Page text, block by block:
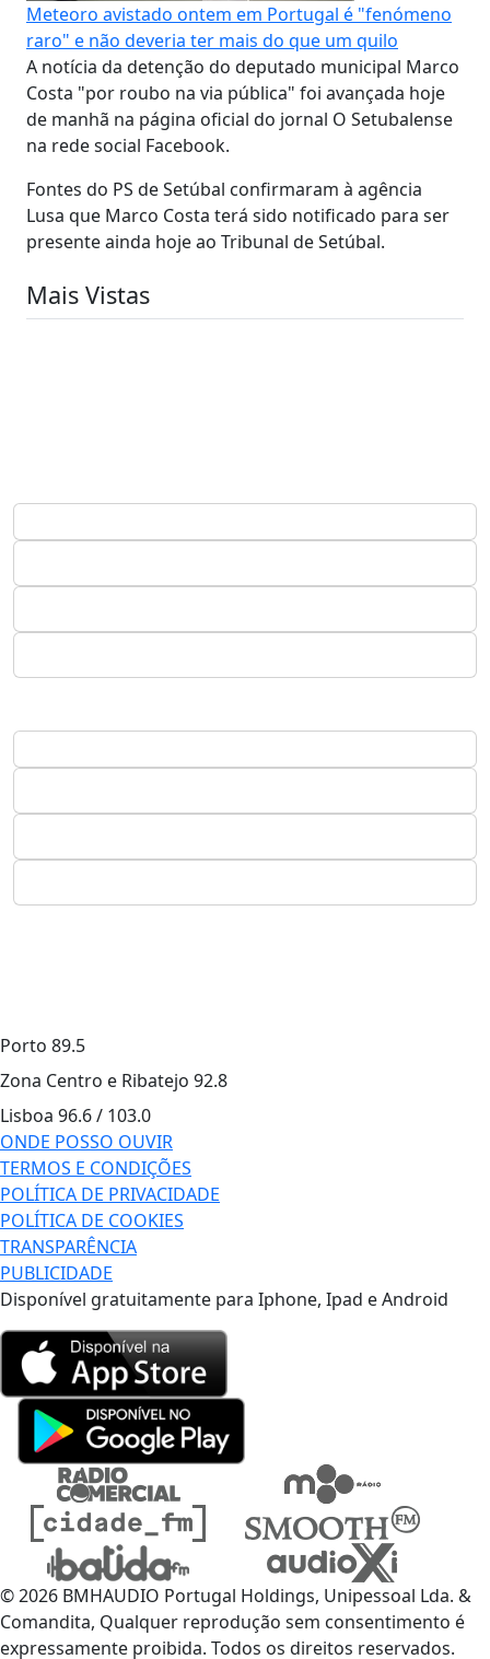
Meteoro avistado ontem em Portugal é "fenómeno
raro" e não deveria ter mais do que um quilo
A notícia da detenção do deputado municipal Marco
Costa "por roubo na via pública" foi avançada hoje
de manhã na página oficial do jornal O Setubalense
na rede social Facebook.
Fontes do PS de Setúbal confirmaram à agência
Lusa que Marco Costa terá sido notificado para ser
presente ainda hoje ao Tribunal de Setúbal.
Mais Vistas
Porto 89.5
Zona Centro e Ribatejo 92.8
Lisboa 96.6 / 103.0
ONDE POSSO OUVIR
TERMOS E CONDIÇÕES
POLÍTICA DE PRIVACIDADE
POLÍTICA DE COOKIES
TRANSPARÊNCIA
PUBLICIDADE
Disponível gratuitamente para Iphone, Ipad e Android
© 2026 BMHAUDIO Portugal Holdings, Unipessoal Lda. &
Comandita, Qualquer reprodução sem consentimento é
expressamente proibida. Todos os direitos reservados.